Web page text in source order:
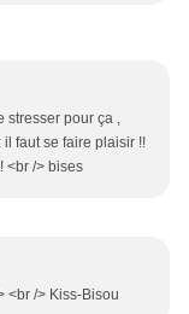
stresser pour ça ,
faut se faire plaisir !!
<br /> bises
<br /> Kiss-Bisou